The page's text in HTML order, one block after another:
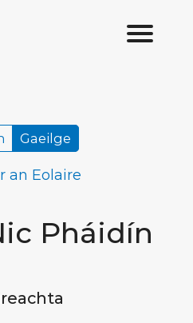
Pháidín
Gaeilge
an Eolaire